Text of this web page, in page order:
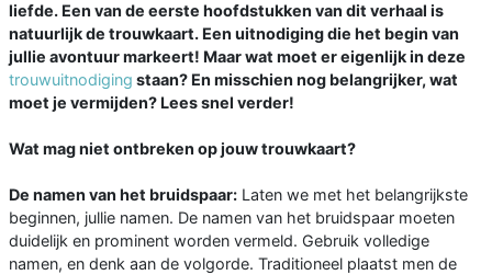
liefde. Een van de eerste hoofdstukken van dit verhaal is
natuurlijk de trouwkaart. Een uitnodiging die het begin van
jullie avontuur markeert! Maar wat moet er eigenlijk in deze
trouwuitnodiging staan? En misschien nog belangrijker, wat
moet je vermijden? Lees snel verder!
Wat mag niet ontbreken op jouw trouwkaart?
De namen van het bruidspaar: Laten we met het belangrijkste
beginnen, jullie namen. De namen van het bruidspaar moeten
duidelijk en prominent worden vermeld. Gebruik volledige
namen, en denk aan de volgorde. Traditioneel plaatst men de